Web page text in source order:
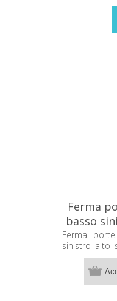
Ferma
basso
e basso
Ferma
sinistro alto
Grandform